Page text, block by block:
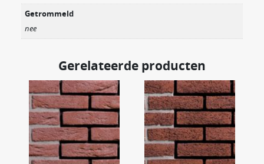
Getrommeld
nee
Gerelateerde producten